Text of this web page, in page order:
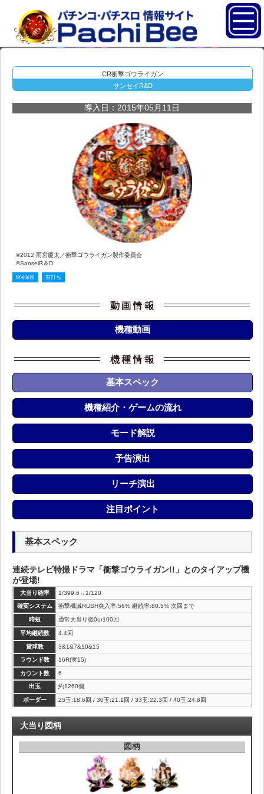
CR衝撃ゴウライガン
サンセイR&D
導入日：2015年05月11日
©2012 雨宮慶太／衝撃ゴウライガン製作委員会
©SanseiR＆D
8個保留 右打ち
機種動画
基本スペック
機種紹介・ゲームの流れ
モード解説
予告演出
リーチ演出
注目ポイント
基本スペック
連続テレビ特撮ドラマ「衝撃ゴウライガン!!」とのタイアップ機
が登場!
大当り確率
1/399.6→1/120
確変システム
衝撃殲滅RUSH突入率:56% 継続率:80.5% 次回まで
時短 通常大当り後0or100回
平均継続数 4.4回
賞球数
3&1&7&10&15
ラウンド数
16R(実15)
カウント数
6
出玉
約1260個
ボーダー 25玉:18.6回 / 30玉:21.1回 / 33玉:22.3回 / 40玉:24.8回
大当り図柄
図柄